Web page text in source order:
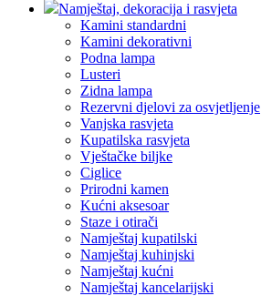
Namještaj, dekoracija i rasvjeta
Kamini standardni
Kamini dekorativni
Podna lampa
Lusteri
Zidna lampa
Rezervni djelovi za osvjetljenje
Vanjska rasvjeta
Kupatilska rasvjeta
Vještačke biljke
Ciglice
Prirodni kamen
Kućni aksesoar
Staze i otirači
Namještaj kupatilski
Namještaj kuhinjski
Namještaj kućni
Namještaj kancelarijski